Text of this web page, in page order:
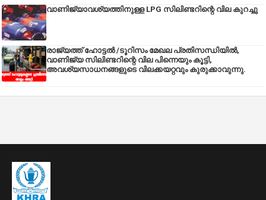
വാണിജ്യാവശ്യത്തിനുള്ള LPG സിലിണ്ടറിന്റെ വില കുറച്ചു
രാജ്യത്ത് ഹോട്ടൽ /ടൂറിസം മേഖല പ്രതിസന്ധിയിൽ,
വാണിജ്യ സിലിണ്ടറിന്റെ വില പിന്നെയും കൂട്ടി,
അവശ്യസാധനങ്ങളുടെ വിലക്കയറ്റവും കുരുക്കാവുന്നു.